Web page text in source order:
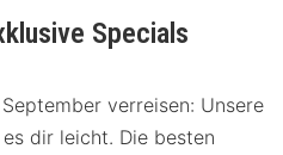
Specials
verreisen: Unsere
dir leicht. Die besten